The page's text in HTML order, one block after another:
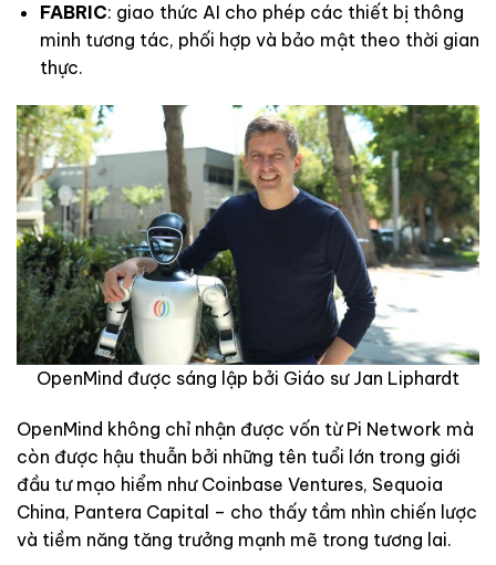
FABRIC: giao thức AI cho phép các thiết bị thông
minh tương tác, phối hợp và bảo mật theo thời gian
thực.
OpenMind được sáng lập bởi Giáo sư Jan Liphardt
OpenMind không chỉ nhận được vốn từ Pi Network mà
còn được hậu thuẫn bởi những tên tuổi lớn trong giới
đầu tư mạo hiểm như Coinbase Ventures, Sequoia
China, Pantera Capital – cho thấy tầm nhìn chiến lược
và tiềm năng tăng trưởng mạnh mẽ trong tương lai.